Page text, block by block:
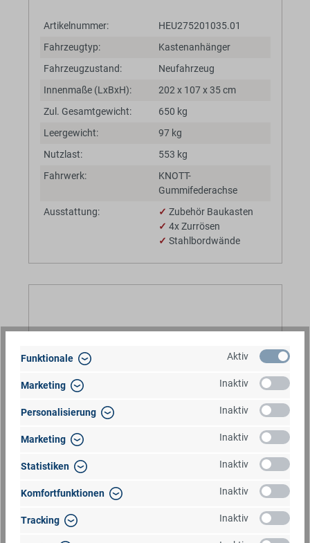
Artikelnummer:
HEU275201035.01
Fahrzeugtyp:
Kastenanhänger
Fahrzeugzustand:
Neufahrzeug
Innenmaße (LxBxH):
202 x 107 x 35 cm
Zul. Gesamtgewicht:
650 kg
Leergewicht:
97 kg
Nutzlast:
553 kg
Fahrwerk:
KNOTT-
Gummifederachse
Ausstattung:
✓ Zubehör Baukasten
✓ 4x Zurrösen
✓ Stahlbordwände
TPV TRAILERS | BÖCKMANN TL-EU2
202X107X35CM 750KG TIEFLADER
Funktionale Aktiv
Marketing Inaktiv
Personalisierung Inaktiv
Marketing Inaktiv
Statistiken Inaktiv
Komfortfunktionen Inaktiv
Tracking Inaktiv